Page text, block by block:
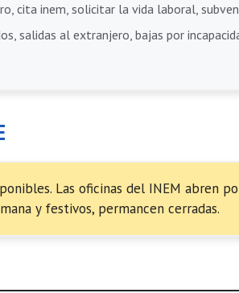
cita inem, solicitar la vida laboral,
salidas al extranjero, bajas por
Las oficinas del INEM abren
y festivos, permancen cerradas.